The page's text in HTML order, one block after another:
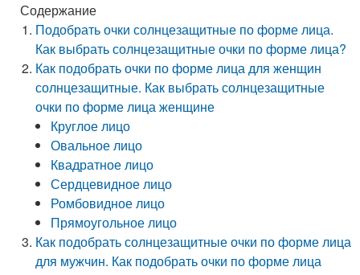
Содержание
Подобрать очки солнцезащитные по форме лица.
Как выбрать солнцезащитные очки по форме лица?
Как подобрать очки по форме лица для женщин
солнцезащитные. Как выбрать солнцезащитные
очки по форме лица женщине
Круглое лицо
Овальное лицо
Квадратное лицо
Сердцевидное лицо
Ромбовидное лицо
Прямоугольное лицо
Как подобрать солнцезащитные очки по форме лица
для мужчин. Как подобрать очки по форме лица